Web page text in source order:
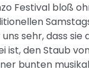
Festival bloß
sehr, dass sie
ist, den Staub
bunten